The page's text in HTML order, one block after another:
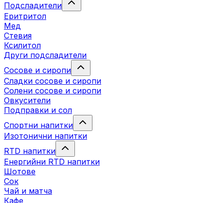
Подсладители
Еритритол
Мед
Стевия
Ксилитол
Други подсладители
Сосове и сиропи
Сладки сосове и сиропи
Солени сосове и сиропи
Овкусители
Подправки и сол
Спортни напитки
Изотонични напитки
RTD напитки
Енергийни RTD напитки
Шотове
Сок
Чай и матча
Кафе